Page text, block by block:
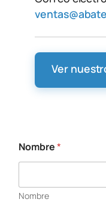
Ver
Nombre*
Nombre